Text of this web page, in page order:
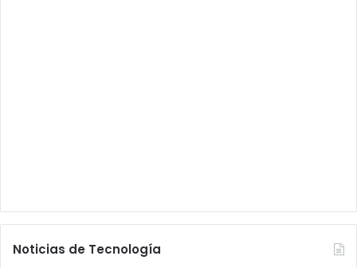
Noticias de Tecnología